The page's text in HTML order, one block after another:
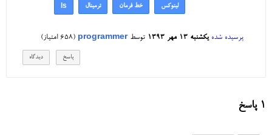
لینوکس خط فرمان ترمینال ls
پرسیده شده یکشنبه ۱۳ مهر ۱۳۹۳ توسطprogrammer
(
658 امتیاز)
1 پاسخ